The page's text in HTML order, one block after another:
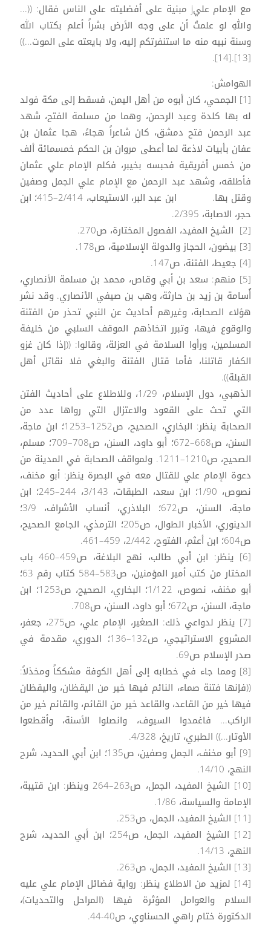
مع الإمام عليj مبنية على أفضليته على الناس فقال: ((...
واللهِ لو علمتُ أن على وجه الأرض بشراً أعلم بكتاب الله
وسنة نبيه منه ما استنفرتكم إليه، ولا بايعته على الموت...))
[13].[14].
الهوامش:
[1] الجمحي، كان أبوه من أهل اليمن، فسقط إلى مكة فولد
له بها كلدة وعبد الرحمن، وهما من مسلمة الفتح، شهد
عبد الرحمن فتح دمشق، كان شاعراً هجاءً، هجا عثمان بن
عفان بأبيات لاذعة لما أعطى مروان بن الحكم خمسمائة ألف
من خمس أفريقية فحبسه بخيبر، فكلم الإمام علي عثمان
فأطلقه، وشهد عبد الرحمن مع الإمام علي الجمل وصفين
وقتل بها. ابن عبد البر، الاستيعاب، 2/414–415؛ ابن
حجر، الاصابة، 2/395.
[2] الشيخ المفيد، الفصول المختارة، ص270.
[3] بيضون، الحجاز والدولة الإسلامية، ص178.
[4] جعيط، الفتنة، ص147.
[5] منهم: سعد بن أبي وقاص، محمد بن مسلمة الأنصاري،
أُسامة بن زيد بن حارثة، وهب بن صيفي الأنصاري. وقد نشر
هؤلاء الصحابة، وغيرهم أحاديث عن النبي تحذر من الفتنة
والوقوع فيها، وتبرر اتخاذهم الموقف السلبي من خليفة
المسلمين، ورأوا السلامة في العزلة، وقالوا: ((إذا كان غزو
الكفار قاتلنا، فأما قتال الفتنة والبغي فلا نقاتل أهل
القبلة)).
الذهبي، دول الإسلام، 1/29، وللاطلاع على أحاديث الفتن
التي تحث على القعود والاعتزال التي رواها عدد من
الصحابة ينظر: البخاري، الصحيح، ص1252–1253؛ ابن ماجة،
السنن، ص668–672؛ أبو داود، السنن، ص708–709؛ مسلم،
الصحيح، ص1210–1211. ولمواقف الصحابة في المدينة من
دعوة الإمام علي للقتال معه في البصرة ينظر: أبو مخنف،
نصوص، 1/90؛ ابن سعد، الطبقات، 3/143، 244–245؛ ابن
ماجة، السنن، ص672؛ البلاذري، أنساب الأشراف، 3/9؛
الدينوري، الأخبار الطوال، ص205؛ الترمذي، الجامع الصحيح،
ص604؛ ابن أعثم، الفتوح، 2/442، 459–461.
[6] ينظر: ابن أبي طالب، نهج البلاغة، ص459–460 باب
المختار من كتب أمير المؤمنين، ص583–584 كتاب رقم 63؛
أبو مخنف، نصوص، 1/122؛ البخاري، الصحيح، ص1253؛ ابن
ماجة، السنن، ص672؛ أبو داود، السنن، ص708.
[7] ينظر لدواعي ذلك: الصغير، الإمام علي، ص275، جعفر،
المشروع الاستراتيجي، ص132–136؛ الدوري، مقدمة في
صدر الإسلام ص69.
[8] ومما جاء في خطابه إلى أهل الكوفة مشككاً ومخذلاً:
((فإنها فتنة صماء، النائم فيها خير من اليقظان، واليقظان
فيها خير من القاعد، والقاعد خير من القائم، والقائم خير من
الراكب... فاغمدوا السيوف، وانصلوا الأسنة، وأقطعوا
الأوتار...)) الطبري، تاريخ، 4/328.
[9] أبو مخنف، الجمل وصفين، ص135؛ ابن أبي الحديد، شرح
النهج، 14/10.
[10] الشيخ المفيد، الجمل، ص263–264 وينظر: ابن قتيبة،
الإمامة والسياسة، 1/86.
[11] الشيخ المفيد، الجمل، ص253.
[12] الشيخ المفيد، الجمل، ص254؛ ابن أبي الحديد، شرح
النهج، 14/13.
[13] الشيخ المفيد، الجمل، ص263.
[14] لمزيد من الاطلاع ينظر: رواية فضائل الإمام علي عليه
السلام والعوامل المؤثرة فيها (المراحل والتحديات)،
الدكتورة ختام راهي الحسناوي، ص40-44.